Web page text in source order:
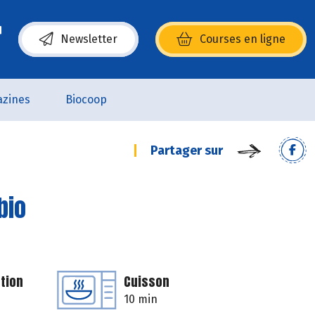
Newsletter Courses en ligne
(s’ouvre dans une nouvelle fenêtre)
Biocoop
Partager sur
Cuisson
10 min